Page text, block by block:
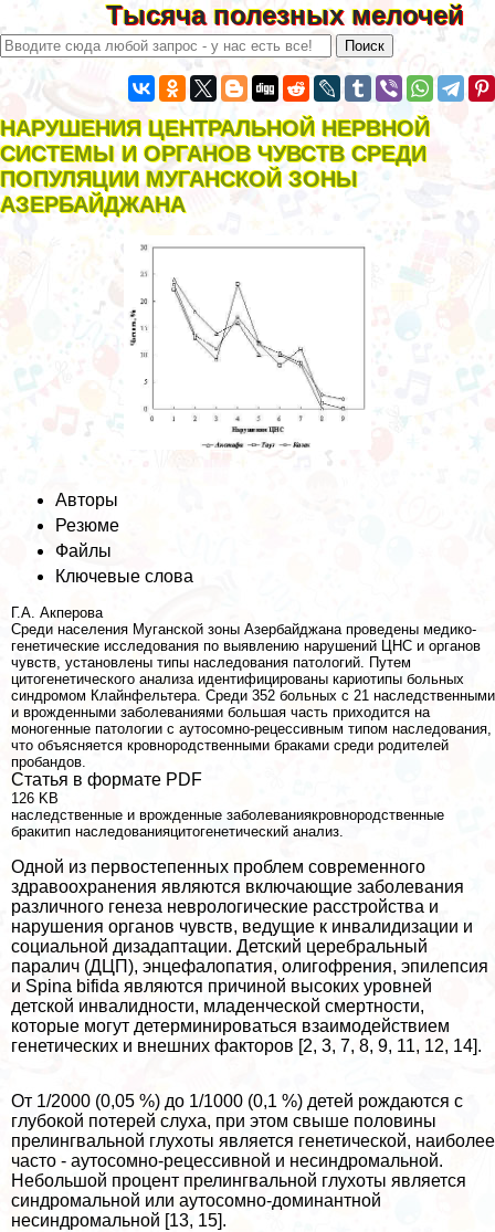
Тысяча полезных мелочей
НАРУШЕНИЯ ЦЕНТРАЛЬНОЙ НЕРВНОЙ
СИСТЕМЫ И ОРГАНОВ ЧУВСТВ СРЕДИ
ПОПУЛЯЦИИ МУГАНСКОЙ ЗОНЫ
АЗЕРБАЙДЖАНА
Авторы
Резюме
Файлы
Ключевые слова
Г.А. Акперова
Среди населения Муганской зоны Азербайджана проведены медико-
генетические исследования по выявлению нарушений ЦНС и органов
чувств, установлены типы наследования патологий. Путем
цитогенетического анализа идентифицированы кариотипы больных
синдромом Клайнфельтера. Среди 352 больных с 21 наследственными
и врожденными заболеваниями большая часть приходится на
моногенные патологии с аутосомно-рецессивным типом наследования,
что объясняется кровнородственными бpaками среди родителей
пробандов.
Статья в формате PDF
126 KB
наследственные и врожденные заболеваниякровнородственные
бpaкитип наследованияцитогенетический анализ.
Одной из первостепенных проблем современного
здравоохранения являются включающие заболевания
различного генеза неврологические расстройства и
нарушения органов чувств, ведущие к инвалидизации и
социальной дизадаптации. Детский церебральный
паралич (ДЦП), энцефалопатия, олигофрения, эпилепсия
и Spina bifida являются причиной высоких уровней
детской инвалидности, младенческой cмepтности,
которые могут детерминироваться взаимодействием
генетических и внешних факторов [2, 3, 7, 8, 9, 11, 12, 14].
От 1/2000 (0,05 %) до 1/1000 (0,1 %) детей рождаются с
глубокой потерей слуха, при этом свыше половины
прелингвальной глухоты является генетической, наиболее
часто - аутосомно-рецессивной и несиндромальной.
Небольшой процент прелингвальной глухоты является
синдромальной или аутосомно-доминантной
несиндромальной [13, 15].